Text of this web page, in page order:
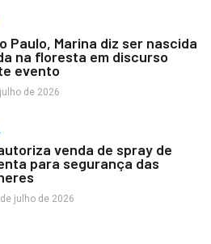
Paulo, Marina diz ser nascida
na floresta em discurso
evento
de 2026
venda de spray de
para segurança das
julho de 2026